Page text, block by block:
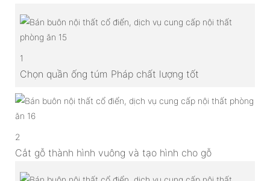
1
Chọn quần ống túm Pháp chất lượng tốt
2
Cắt gỗ thành hình vuông và tạo hình cho gỗ